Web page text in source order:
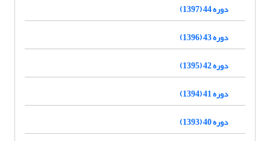
دوره 44 (1397)
دوره 43 (1396)
دوره 42 (1395)
دوره 41 (1394)
دوره 40 (1393)